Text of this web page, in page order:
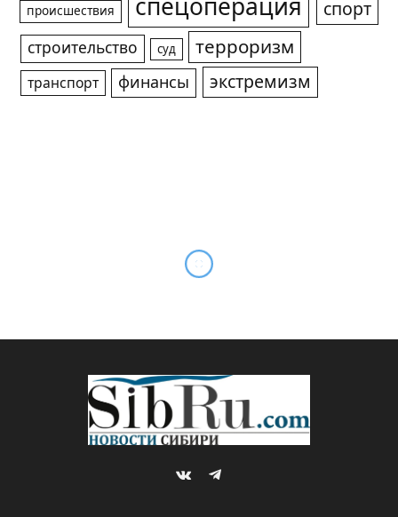
происшествия спецоперация спорт
строительство суд терроризм
транспорт финансы экстремизм
«Сибцем» раскрыть
зарплату Шарыкина
31.10.2019 АКТУАЛЬНО
2 Mins Read